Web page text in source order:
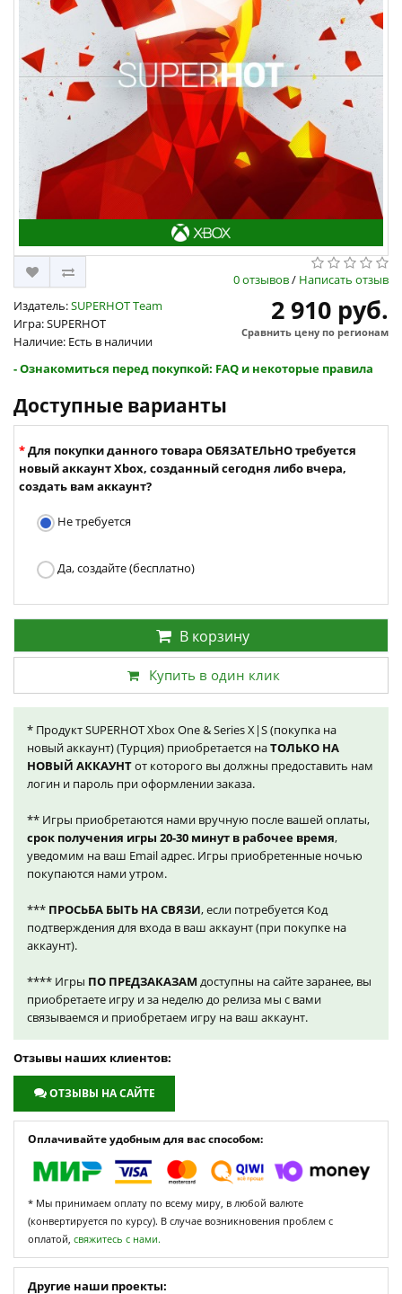
0 отзывов/ Написать отзыв
Издатель:SUPERHOT Team
Игра: SUPERHOT
Наличие: Есть в наличии
2 910 руб.
Сравнить цену по регионам
- Ознакомиться перед покупкой: FAQ и некоторые правила
Доступные варианты
Для покупки данного товара ОБЯЗАТЕЛЬНО требуется
новый аккаунт Xbox, созданный сегодня либо вчера,
создать вам аккаунт?
Не требуется
Да, создайте (бесплатно)
В корзину
Купить в один клик
* Продукт SUPERHOT Xbox One & Series X|S (покупка на
новый аккаунт) (Турция) приобретается наТОЛЬКО НА
НОВЫЙ АККАУНТот которого вы должны предоставить нам
логин и пароль при оформлении заказа.
** Игры приобретаются нами вручную после вашей оплаты,
срок получения игры 20-30 минут в рабочее время,
уведомим на ваш Email адрес. Игры приобретенные ночью
покупаются нами утром.
*** ПРОСЬБА БЫТЬ НА СВЯЗИ, если потребуется Код
подтверждения для входа в ваш аккаунт (при покупке на
аккаунт).
**** Игры ПО ПРЕДЗАКАЗАМ доступны на сайте заранее, вы
приобретаете игру и за неделю до релиза мы с вами
связываемся и приобретаем игру на ваш аккаунт.
Отзывы наших клиентов:
ОТЗЫВЫ НА САЙТЕ
Оплачивайте удобным для вас способом:
* Мы принимаем оплату по всему миру, в любой валюте
(конвертируется по курсу). В случае возникновения проблем с
оплатой, свяжитесь с нами.
Другие наши проекты: